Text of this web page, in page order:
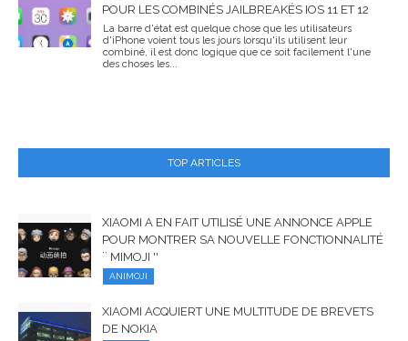
POUR LES COMBINÉS JAILBREAKÉS IOS 11 ET 12
La barre d'état est quelque chose que les utilisateurs
d'iPhone voient tous les jours lorsqu'ils utilisent leur
combiné, il est donc logique que ce soit facilement l'une
des choses les...
TOP ARTICLES
XIAOMI A EN FAIT UTILISÉ UNE ANNONCE APPLE
POUR MONTRER SA NOUVELLE FONCTIONNALITÉ
`` MIMOJI ''
ANIMOJI
XIAOMI ACQUIERT UNE MULTITUDE DE BREVETS
DE NOKIA